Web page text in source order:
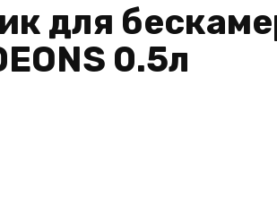
для
0.5л